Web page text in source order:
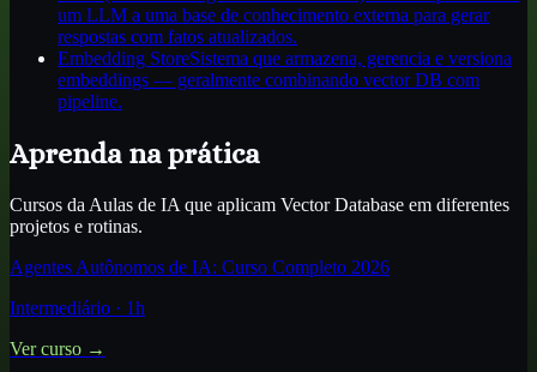
um LLM a uma base de conhecimento externa para gerar
respostas com fatos atualizados.
Embedding StoreSistema que armazena, gerencia e versiona
embeddings — geralmente combinando vector DB com
pipeline.
Aprenda na prática
Cursos da Aulas de IA que aplicam Vector Database em diferentes
projetos e rotinas.
Agentes Autônomos de IA: Curso Completo 2026
Intermediário · 1h
Ver curso →